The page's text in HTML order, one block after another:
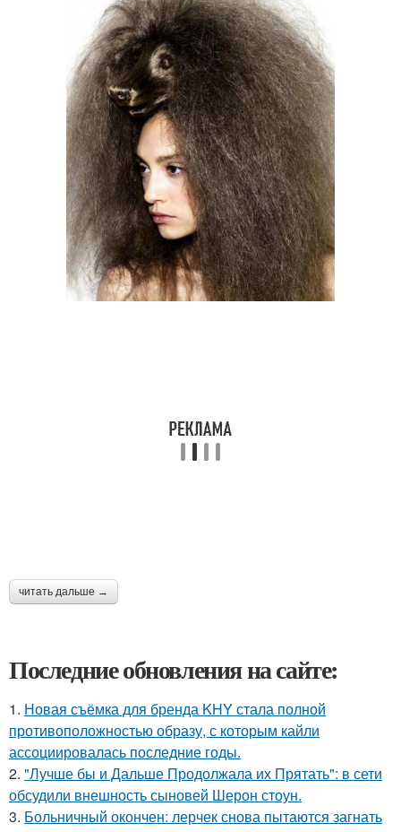
читать дальше →
Последние обновления на сайте:
1. Новая съёмка для бренда KHY стала полной
противоположностью образу, с которым кайли
ассоциировалась последние годы.
2. "Лучше бы и Дальше Продолжала их Прятать": в сети
обсудили внешность сыновей Шерон стоун.
3. Больничный окончен: лерчек снова пытаются загнать